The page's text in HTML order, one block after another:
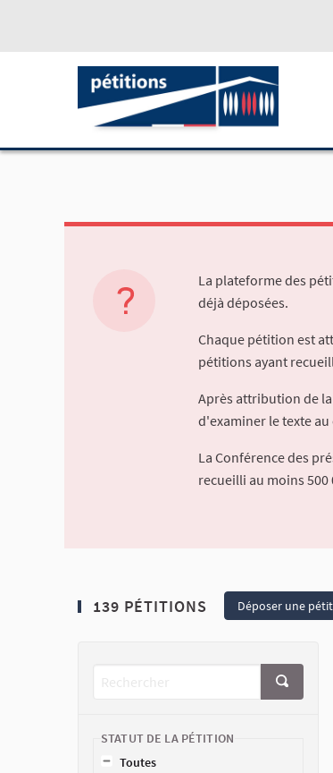
La plateforme des
déjà déposées.
Chaque pétition est
pétitions ayant
Après attribution de
d'examiner le texte
La Conférence des
recueilli au moins
139 PÉTITIONS Déposer une
STATUT DE LA PÉTITION
Toutes